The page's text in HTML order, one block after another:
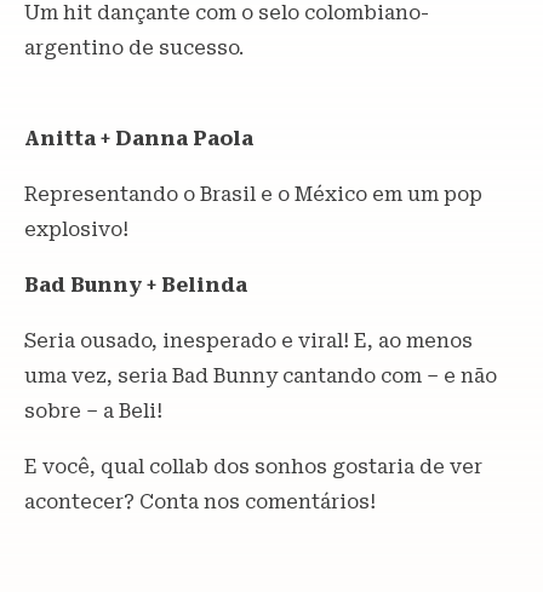
Um hit dançante com o selo colombiano-
argentino de sucesso.
Anitta + Danna Paola
Representando o Brasil e o México em um pop
explosivo!
Bad Bunny + Belinda
Seria ousado, inesperado e viral! E, ao menos
uma vez, seria Bad Bunny cantando com – e não
sobre – a Beli!
E você, qual collab dos sonhos gostaria de ver
acontecer? Conta nos comentários!